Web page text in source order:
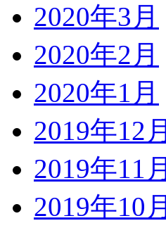
2020年3月
2020年2月
2020年1月
2019年12月
2019年11月
2019年10月